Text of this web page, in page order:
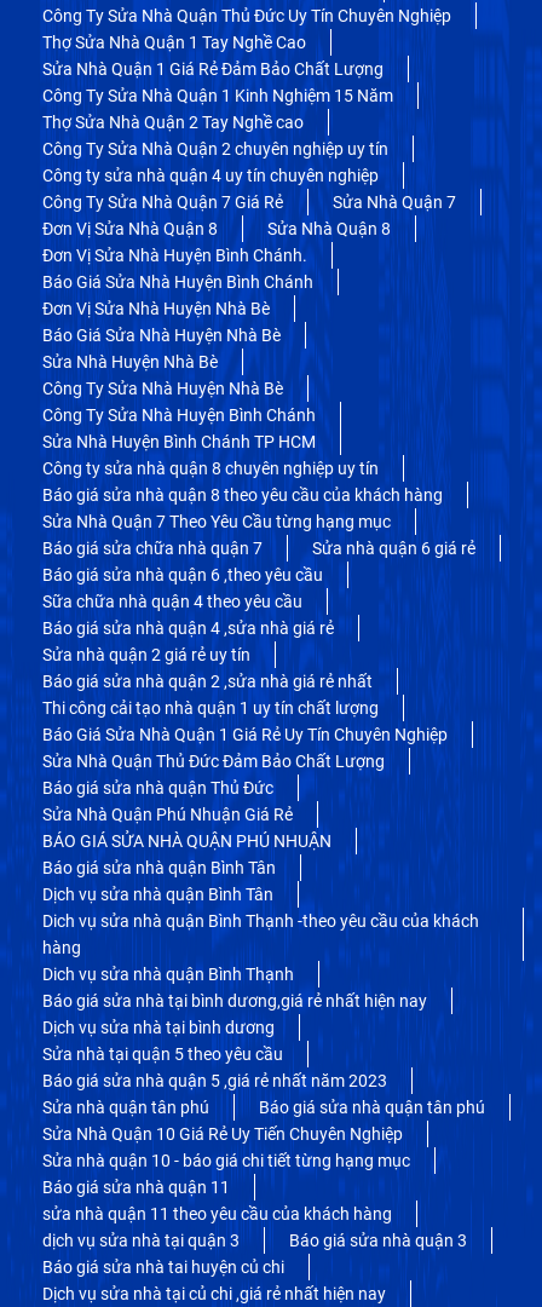
Công Ty Sửa Nhà Quận Thủ Đức Uy Tín Chuyên Nghiệp
Thợ Sửa Nhà Quận 1 Tay Nghề Cao
Sửa Nhà Quận 1 Giá Rẻ Đảm Bảo Chất Lượng
Công Ty Sửa Nhà Quận 1 Kinh Nghiệm 15 Năm
Thợ Sửa Nhà Quận 2 Tay Nghề cao
Công Ty Sửa Nhà Quận 2 chuyên nghiệp uy tín
Công ty sửa nhà quận 4 uy tín chuyên nghiệp
Công Ty Sửa Nhà Quận 7 Giá Rẻ
Sửa Nhà Quận 7
Đơn Vị Sửa Nhà Quận 8
Sửa Nhà Quận 8
Đơn Vị Sửa Nhà Huyện Bình Chánh.
Báo Giá Sửa Nhà Huyện Bình Chánh
Đơn Vị Sửa Nhà Huyện Nhà Bè
Báo Giá Sửa Nhà Huyện Nhà Bè
Sửa Nhà Huyện Nhà Bè
Công Ty Sửa Nhà Huyện Nhà Bè
Công Ty Sửa Nhà Huyện Bình Chánh
Sửa Nhà Huyện Bình Chánh TP HCM
Công ty sửa nhà quận 8 chuyên nghiệp uy tín
Báo giá sửa nhà quận 8 theo yêu cầu của khách hàng
Sửa Nhà Quận 7 Theo Yêu Cầu từng hạng mục
Báo giá sửa chữa nhà quận 7
Sửa nhà quận 6 giá rẻ
Báo giá sửa nhà quận 6 ,theo yêu cầu
Sữa chữa nhà quận 4 theo yêu cầu
Báo giá sửa nhà quận 4 ,sửa nhà giá rẻ
Sửa nhà quận 2 giá rẻ uy tín
Báo giá sửa nhà quận 2 ,sửa nhà giá rẻ nhất
Thi công cải tạo nhà quận 1 uy tín chất lượng
Báo Giá Sửa Nhà Quận 1 Giá Rẻ Uy Tín Chuyên Nghiệp
Sửa Nhà Quận Thủ Đức Đảm Bảo Chất Lượng
Báo giá sửa nhà quận Thủ Đức
Sửa Nhà Quận Phú Nhuận Giá Rẻ
BÁO GIÁ SỬA NHÀ QUẬN PHÚ NHUẬN
Báo giá sửa nhà quận Bình Tân
Dịch vụ sửa nhà quận Bình Tân
Dich vụ sửa nhà quận Bình Thạnh -theo yêu cầu của khách
hàng
Dich vụ sửa nhà quận Bình Thạnh
Báo giá sửa nhà tại bình dương,giá rẻ nhất hiện nay
Dịch vụ sửa nhà tại bình dương
Sửa nhà tại quận 5 theo yêu cầu
Báo giá sửa nhà quận 5 ,giá rẻ nhất năm 2023
Sửa nhà quận tân phú
Báo giá sửa nhà quận tân phú
Sửa Nhà Quận 10 Giá Rẻ Uy Tiến Chuyên Nghiệp
Sửa nhà quận 10 - báo giá chi tiết từng hạng mục
Báo giá sửa nhà quận 11
sửa nhà quận 11 theo yêu cầu của khách hàng
dịch vụ sửa nhà tại quận 3
Báo giá sửa nhà quận 3
Báo giá sửa nhà tai huyện củ chi
Dịch vụ sửa nhà tại củ chi ,giá rẻ nhất hiện nay